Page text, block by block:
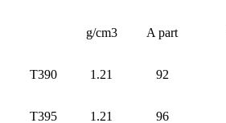
g/cm3 A part
T390 1.21 92
T395 1.21 96